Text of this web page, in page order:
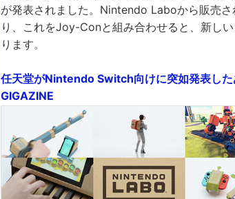
が発表されました。Nintendo Laboから販売
り、これをJoy-Conと組み合わせると、新し
ります。
任天堂がNintendo Switch向けに突如発表し
GIGAZINE